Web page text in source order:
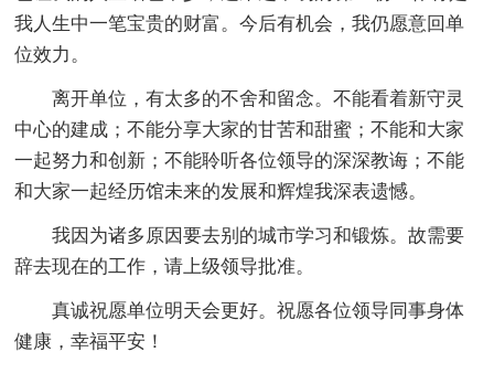
我人生中一笔宝贵的财富。今后有机会，我仍愿意回单
位效力。
离开单位，有太多的不舍和留念。不能看着新守灵
中心的建成；不能分享大家的甘苦和甜蜜；不能和大家
一起努力和创新；不能聆听各位领导的深深教诲；不能
和大家一起经历馆未来的发展和辉煌我深表遗憾。
我因为诸多原因要去别的城市学习和锻炼。故需要
辞去现在的工作，请上级领导批准。
真诚祝愿单位明天会更好。祝愿各位领导同事身体
健康，幸福平安！